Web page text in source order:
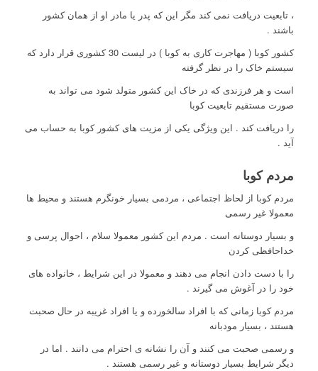
، تابعیت دریافت نمی کند مگر این که پدر یا مادر او از همان کشور
باشند .
کشور کوبا ( مهاجرت کاری به کوبا ) در لیست 30 کشوری قرار دارد که
سیستم خاک را در نظر گرفته
است و هر فرزندی که در خاک این کشور متولد شود می تواند به
صورت مستقیم تابعیت کوبا
را دریافت کند . این ویژگی یکی از مزیت های کشور کوبا به حساب می
آید .
مردم کوبا
مردم کوبا از لحاظ اجتماعی ، مردمی بسیار خونگرم هستند و محیط ها
معمولا غیر رسمی
و بسیار دوستانه است . مردم این کشور معمولا سلام ، احوال پرسی و
خداحافظی کردن
را با دست دادن انجام می دهند و معمولا در این شرایط ، خانواده های
خود را در آغوش می گیرند .
مردم کوبا زمانی که با افراد سالخورده و یا افراد غریبه در حال صحبت
هستند ، بسیار مودبانه
و رسمی صحبت می کنند و آن را نشانه ی احترام می دانند . اما در
دیگر شرایط بسیار دوستانه و غیر رسمی هستند .